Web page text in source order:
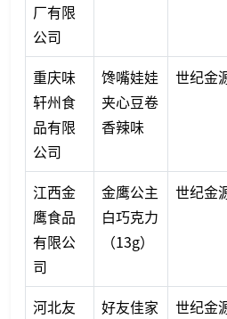
厂有限
公司
重庆味
轩州食
品有限
公司
馋嘴娃娃
夹心豆卷
香辣味
世纪金
江西金
鹰食品
有限公
司
金鹰公主
白巧克力
（13g）
世纪金
河北友
好友佳家
世纪金